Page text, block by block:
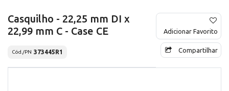
Casquilho - 22,25 mm DI x
22,99 mm C - Case CE
Cód./PN 373445R1
Adicionar Favorito
Compartilhar